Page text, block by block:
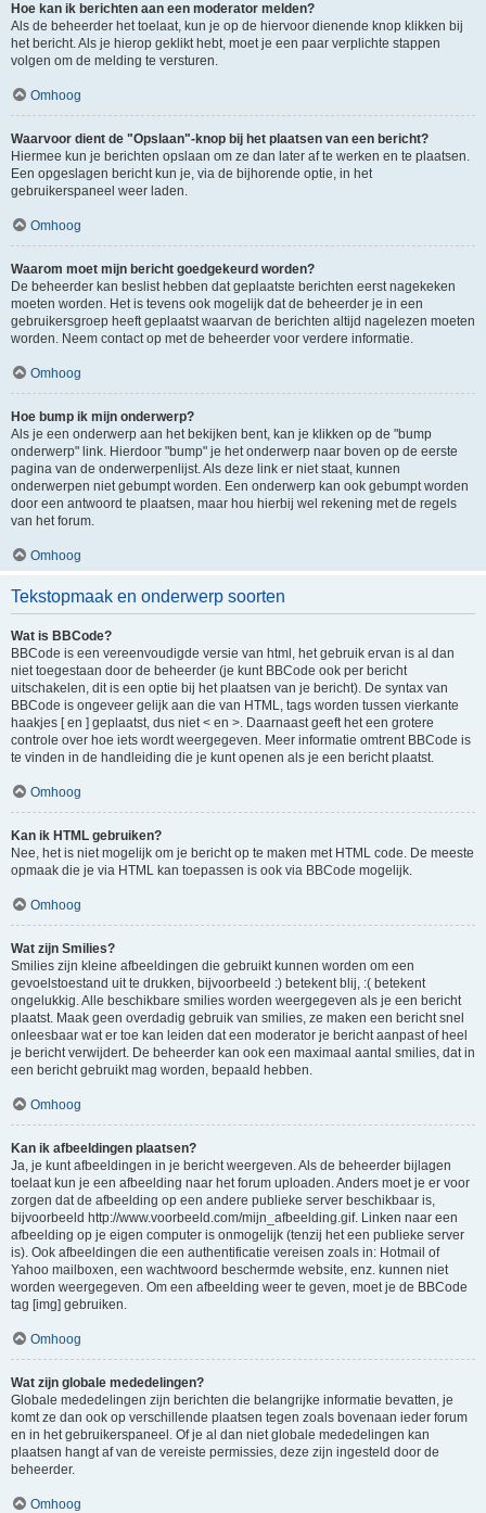
Hoe kan ik berichten aan een moderator melden?
Als de beheerder het toelaat, kun je op de hiervoor dienende knop klikken bij
het bericht. Als je hierop geklikt hebt, moet je een paar verplichte stappen
volgen om de melding te versturen.
Omhoog
Waarvoor dient de "Opslaan"-knop bij het plaatsen van een bericht?
Hiermee kun je berichten opslaan om ze dan later af te werken en te plaatsen.
Een opgeslagen bericht kun je, via de bijhorende optie, in het
gebruikerspaneel weer laden.
Omhoog
Waarom moet mijn bericht goedgekeurd worden?
De beheerder kan beslist hebben dat geplaatste berichten eerst nagekeken
moeten worden. Het is tevens ook mogelijk dat de beheerder je in een
gebruikersgroep heeft geplaatst waarvan de berichten altijd nagelezen moeten
worden. Neem contact op met de beheerder voor verdere informatie.
Omhoog
Hoe bump ik mijn onderwerp?
Als je een onderwerp aan het bekijken bent, kan je klikken op de "bump
onderwerp" link. Hierdoor "bump" je het onderwerp naar boven op de eerste
pagina van de onderwerpenlijst. Als deze link er niet staat, kunnen
onderwerpen niet gebumpt worden. Een onderwerp kan ook gebumpt worden
door een antwoord te plaatsen, maar hou hierbij wel rekening met de regels
van het forum.
Omhoog
Tekstopmaak en onderwerp soorten
Wat is BBCode?
BBCode is een vereenvoudigde versie van html, het gebruik ervan is al dan
niet toegestaan door de beheerder (je kunt BBCode ook per bericht
uitschakelen, dit is een optie bij het plaatsen van je bericht). De syntax van
BBCode is ongeveer gelijk aan die van HTML, tags worden tussen vierkante
haakjes [ en ] geplaatst, dus niet < en >. Daarnaast geeft het een grotere
controle over hoe iets wordt weergegeven. Meer informatie omtrent BBCode is
te vinden in de handleiding die je kunt openen als je een bericht plaatst.
Omhoog
Kan ik HTML gebruiken?
Nee, het is niet mogelijk om je bericht op te maken met HTML code. De meeste
opmaak die je via HTML kan toepassen is ook via BBCode mogelijk.
Omhoog
Wat zijn Smilies?
Smilies zijn kleine afbeeldingen die gebruikt kunnen worden om een
gevoelstoestand uit te drukken, bijvoorbeeld :) betekent blij, :( betekent
ongelukkig. Alle beschikbare smilies worden weergegeven als je een bericht
plaatst. Maak geen overdadig gebruik van smilies, ze maken een bericht snel
onleesbaar wat er toe kan leiden dat een moderator je bericht aanpast of heel
je bericht verwijdert. De beheerder kan ook een maximaal aantal smilies, dat in
een bericht gebruikt mag worden, bepaald hebben.
Omhoog
Kan ik afbeeldingen plaatsen?
Ja, je kunt afbeeldingen in je bericht weergeven. Als de beheerder bijlagen
toelaat kun je een afbeelding naar het forum uploaden. Anders moet je er voor
zorgen dat de afbeelding op een andere publieke server beschikbaar is,
bijvoorbeeld http://www.voorbeeld.com/mijn_afbeelding.gif. Linken naar een
afbeelding op je eigen computer is onmogelijk (tenzij het een publieke server
is). Ook afbeeldingen die een authentificatie vereisen zoals in: Hotmail of
Yahoo mailboxen, een wachtwoord beschermde website, enz. kunnen niet
worden weergegeven. Om een afbeelding weer te geven, moet je de BBCode
tag [img] gebruiken.
Omhoog
Wat zijn globale mededelingen?
Globale mededelingen zijn berichten die belangrijke informatie bevatten, je
komt ze dan ook op verschillende plaatsen tegen zoals bovenaan ieder forum
en in het gebruikerspaneel. Of je al dan niet globale mededelingen kan
plaatsen hangt af van de vereiste permissies, deze zijn ingesteld door de
beheerder.
Omhoog